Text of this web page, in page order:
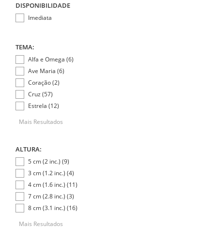
DISPONIBILIDADE
Imediata
TEMA:
Alfa e Omega (6)
Ave Maria (6)
Coração (2)
Cruz (57)
Estrela (12)
Mais Resultados
ALTURA:
5 cm (2 inc.) (9)
3 cm (1.2 inc.) (4)
4 cm (1.6 inc.) (11)
7 cm (2.8 inc.) (3)
8 cm (3.1 inc.) (16)
Mais Resultados